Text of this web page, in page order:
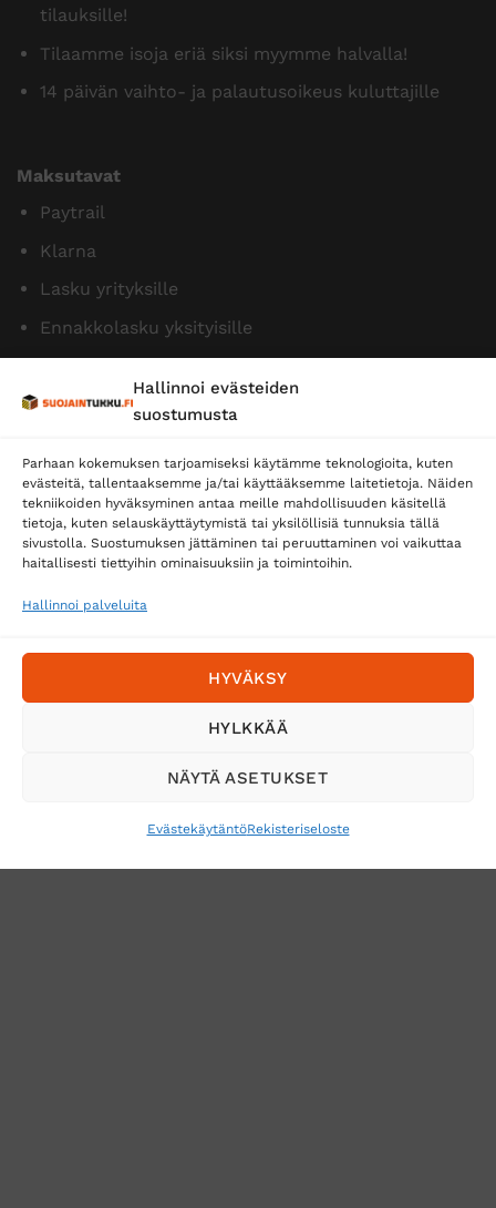
Hallinnoi evästeiden
suostumusta
Parhaan kokemuksen tarjoamiseksi käytämme teknologioita, kuten
evästeitä, tallentaaksemme ja/tai käyttääksemme laitetietoja. Näiden
tekniikoiden hyväksyminen antaa meille mahdollisuuden käsitellä
tietoja, kuten selauskäyttäytymistä tai yksilöllisiä tunnuksia tällä
sivustolla. Suostumuksen jättäminen tai peruuttaminen voi vaikuttaa
haitallisesti tiettyihin ominaisuuksiin ja toimintoihin.
Hallinnoi palveluita
HYVÄKSY
HYLKKÄÄ
NÄYTÄ ASETUKSET
EvästekäytäntöRekisteriseloste
tilauksille!
Tilaamme isoja eriä siksi myymme halvalla!
14 päivän vaihto- ja palautusoikeus kuluttajille
Maksutavat
Paytrail
Klarna
Lasku yrityksille
Ennakkolasku yksityisille
Toimitustavat
Posti
Matkahuolto
Tilaa uutiskirje ja saat erikoisalennuksia